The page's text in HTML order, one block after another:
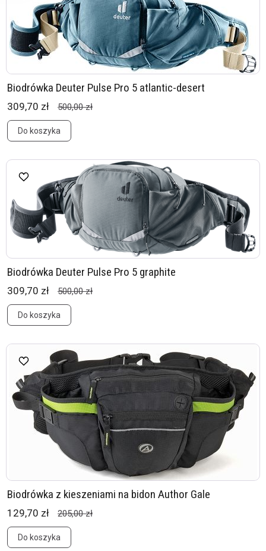
Biodrówka Deuter Pulse Pro 5 atlantic-desert
309,70 zł 500,00 zł
Do koszyka
Biodrówka Deuter Pulse Pro 5 graphite
309,70 zł 500,00 zł
Do koszyka
Biodrówka z kieszeniami na bidon Author Gale
129,70 zł 205,00 zł
Do koszyka